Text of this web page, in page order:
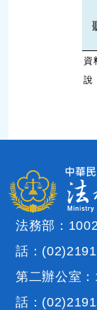
資
說
法務部：
話：
第二辦公室
話：